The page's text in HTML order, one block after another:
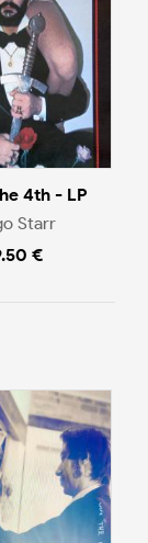
4th - LP
Starr
€